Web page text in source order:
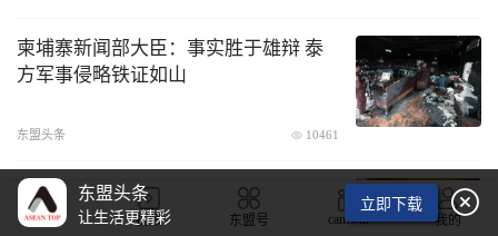
柬埔寨新闻部大臣：事实胜于雄辩 泰
方军事侵略铁证如山
东盟头条 10461
东盟轮值主席国菲律宾和美国发表声明
呼吁缅甸无条件释放昂山素季
东盟头条
让生活更精彩
立即下载 
首页 视频 东盟号 camwin 我的